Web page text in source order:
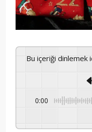
Bu içeriği
0:00